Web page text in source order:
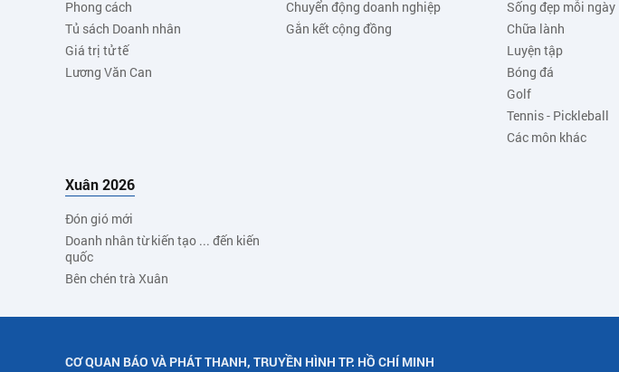
Phong cách
Tủ sách Doanh nhân
Giá trị tử tế
Lương Văn Can
Chuyển động doanh nghiệp
Gắn kết cộng đồng
Sống đẹp mỗi ngày
Chữa lành
Luyện tập
Bóng đá
Golf
Tennis - Pickleball
Các môn khác
Xuân 2026
Đón gió mới
Doanh nhân từ kiến tạo ... đến kiến
quốc
Bên chén trà Xuân
CƠ QUAN BÁO VÀ PHÁT THANH, TRUYỀN HÌNH TP. HỒ CHÍ MINH